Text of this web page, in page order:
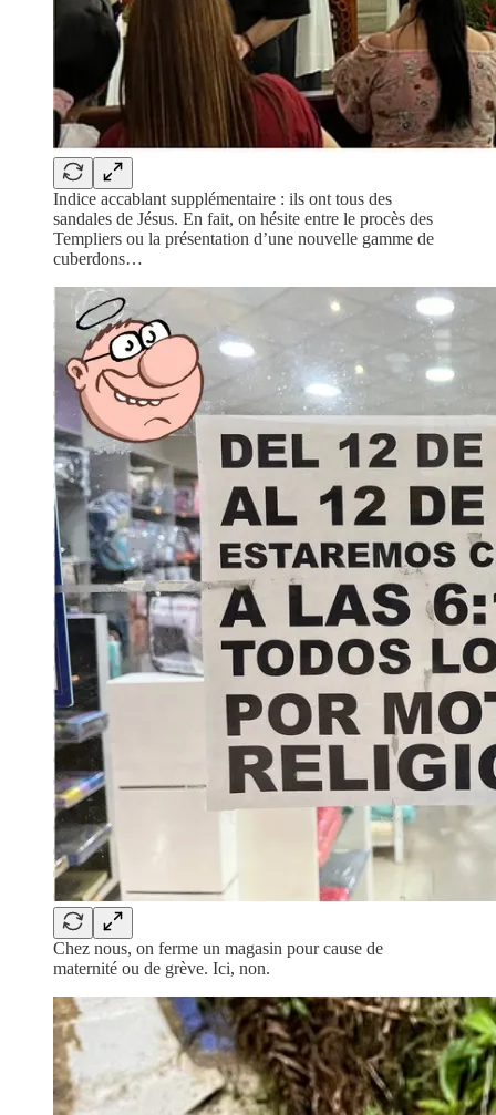
Indice accablant supplémentaire : ils ont tous des
sandales de Jésus. En fait, on hésite entre le procès des
Templiers ou la présentation d’une nouvelle gamme de
cuberdons…
Chez nous, on ferme un magasin pour cause de
maternité ou de grève. Ici, non.